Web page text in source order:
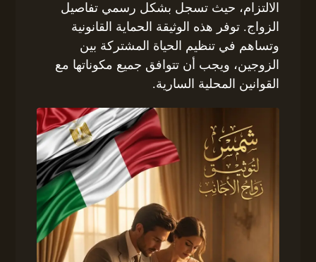
الالتزام، حيث تسجل بشكل رسمي تفاصيل
الزواج. توفر هذه الوثيقة الحماية القانونية
وتساهم في تنظيم الحياة المشتركة بين
الزوجين، ويجب أن تتوافق جميع مكوناتها مع
القوانين المحلية السارية.